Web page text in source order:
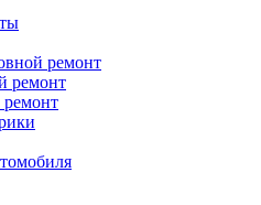
ремонт
ремонт